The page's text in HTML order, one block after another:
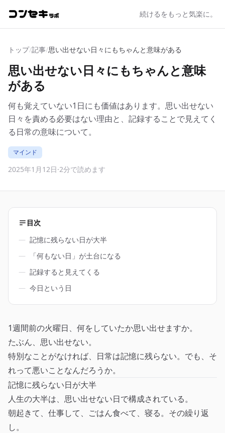
続けるをもっと気楽に。
トップ/記事/思い出せない日々にもちゃんと意味がある
思い出せない日々にもちゃんと意味
がある
何も覚えていない1日にも価値はあります。思い出せない
日々を責める必要はない理由と、記録することで見えてく
る日常の意味について。
マインド
2025年1月12日·2分で読めます
目次
― 記憶に残らない日が大半
―
「何もない日」が土台になる
― 記録すると見えてくる
― 今日という日
1週間前の火曜日、何をしていたか思い出せますか。
たぶん、思い出せない。
特別なことがなければ、日常は記憶に残らない。でも、そ
れって悪いことなんだろうか。
記憶に残らない日が大半
人生の大半は、思い出せない日で構成されている。
朝起きて、仕事して、ごはん食べて、寝る。その繰り返
し。